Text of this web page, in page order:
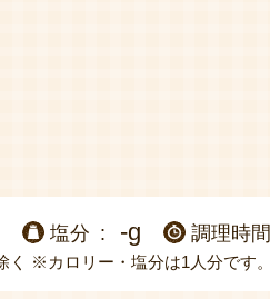
塩分 -g 調理時間
く ※カロリー・塩分は1人分です。